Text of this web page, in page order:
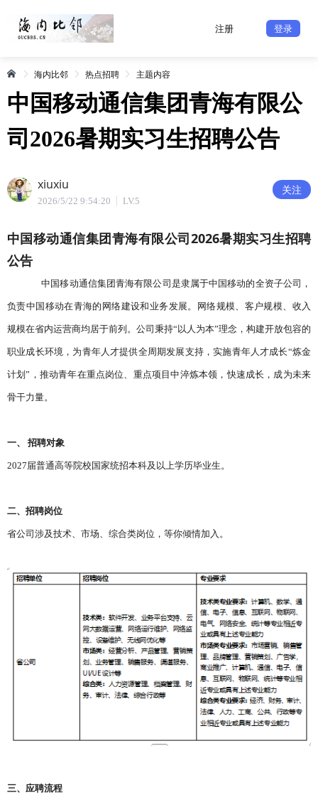
注册 登录
海内比邻 热点招聘 主题内容
中国移动通信集团青海有限公
司2026暑期实习生招聘公告
xiuxiu
2026/5/22 9:54:20 LV.5
关注
中国移动通信集团青海有限公司2026暑期实习生招聘
公告
中国移动通信集团青海有限公司是隶属于中国移动的全资子公司，
负责中国移动在青海的网络建设和业务发展。网络规模、客户规模、收入
规模在省内运营商均居于前列。公司秉持“以人为本”理念，构建开放包容的
职业成长环境，为青年人才提供全周期发展支持，实施青年人才成长“炼金
计划”，推动青年在重点岗位、重点项目中淬炼本领，快速成长，成为未来
骨干力量。
一、 招聘对象
2027届普通高等院校国家统招本科及以上学历毕业生。
二、招聘岗位
省公司涉及技术、市场、综合类岗位，等你倾情加入。
三、应聘流程